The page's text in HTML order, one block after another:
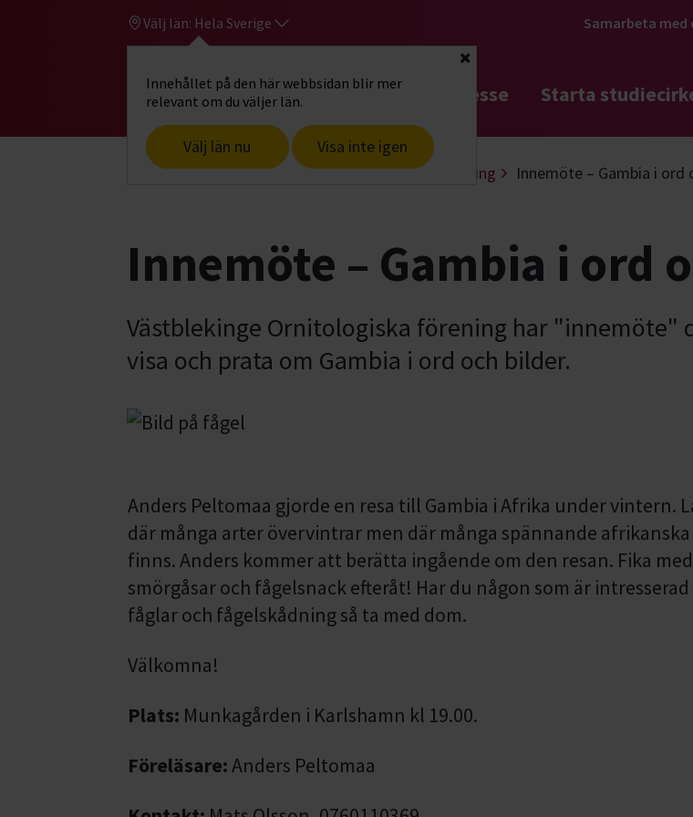
Välj län: Hela Sverige
Innehållet på den här webbsidan blir mer
relevant om du väljer län.
Välj län nu Visa inte igen
Stäng
Samarbeta med
Gå till studiefrämjandets startsidaHitta intresse Starta
Start Hitta intresse Djur & natur Fågelskådning Innemöte – Gambia i ord
Innemöte – Gambia i ord
Västblekinge Ornitologiska förening har "innemöte"
visa och prata om Gambia i ord och bilder.
Anders Peltomaa gjorde en resa till Gambia i Afrika under vintern.
där många arter övervintrar men där många spännande
finns. Anders kommer att berätta ingående om den resan. Fika med
smörgåsar och fågelsnack efteråt! Har du någon som är intresserad
fåglar och fågelskådning så ta med dom.
Välkomna!
Plats: Munkagården i Karlshamn kl 19.00.
Föreläsare:Anders Peltomaa